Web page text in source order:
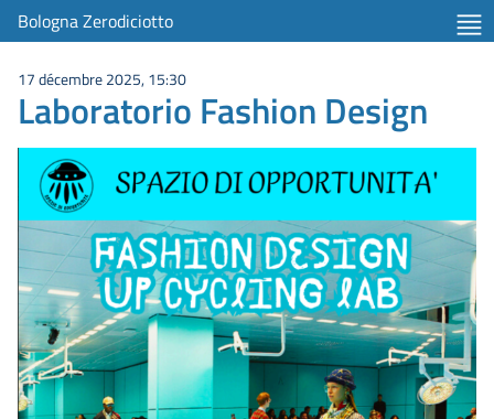
Bologna Zerodiciotto
17 décembre 2025, 15:30
Laboratorio Fashion Design